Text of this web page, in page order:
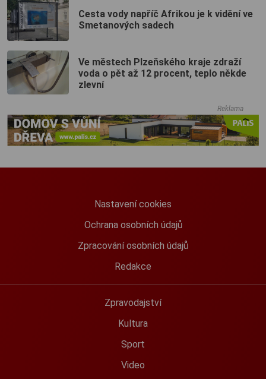
Cesta vody napříč Afrikou je k vidění ve
Smetanových sadech
Ve městech Plzeňského kraje zdraží
voda o pět až 12 procent, teplo někde
zlevní
Reklama
Nastavení cookies
Ochrana osobních údajů
Zpracování osobních údajů
Redakce
Zpravodajství
Kultura
Sport
Video